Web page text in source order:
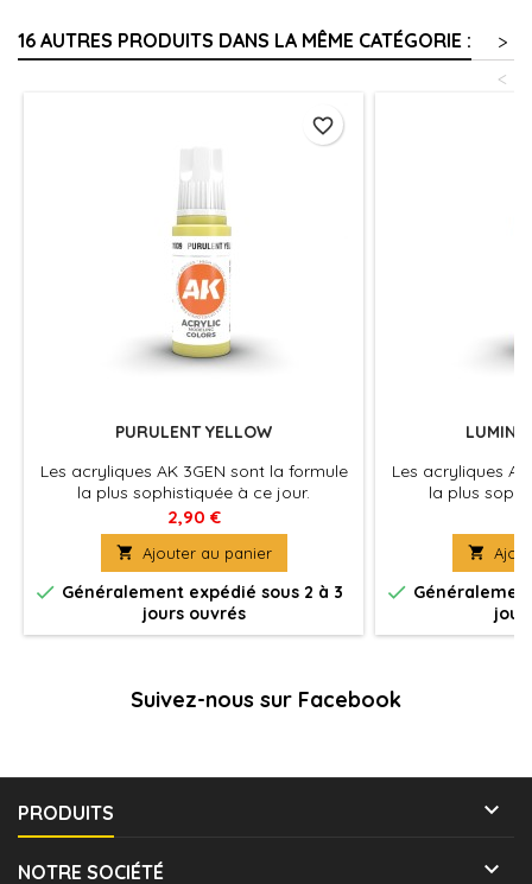
16 AUTRES PRODUITS DANS LA MÊME CATÉGORIE :
>
<
PURULENT YELLOW
Les acryliques AK 3GEN sont la formule
la plus sophistiquée à ce jour.
Excellente couvrance , adhérence optimale
et absence de colmatage à
l'aérographe . La peinture du futur pour
tous les maquettistes et artistes. Utilisez
le diluant spécifique pour une
application à l'aérographe optimale et
pour préserver les propriétés de la
2,90 €
 Ajouter au panier
 Généralement expédié sous 2 à 3
jours ouvrés
favorite_border
Les acryliques
la plus
et
l'aérographe .
tous les
le diluant
application à
pour préserver


Suivez-nous sur Facebook
PRODUITS 
NOTRE SOCIÉTÉ 